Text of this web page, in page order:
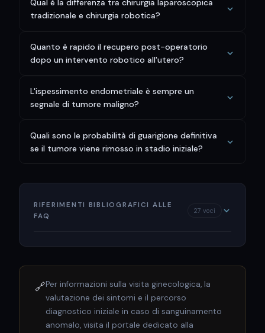
Qual è la differenza tra chirurgia laparoscopica
tradizionale e chirurgia robotica?
Quanto è rapido il recupero post-operatorio
dopo un intervento robotico all'utero?
L'ispessimento endometriale è sempre un
segnale di tumore maligno?
Quali sono le probabilità di guarigione definitiva
se il tumore viene rimosso in stadio iniziale?
RIFERIMENTI BIBLIOGRAFICI ALLE
FAQ
27 voci
🔗Per informazioni sulla visita ginecologica, la
valutazione dei sintomi e il percorso
diagnostico iniziale in caso di sanguinamento
anomalo, visita il portale dedicato alla